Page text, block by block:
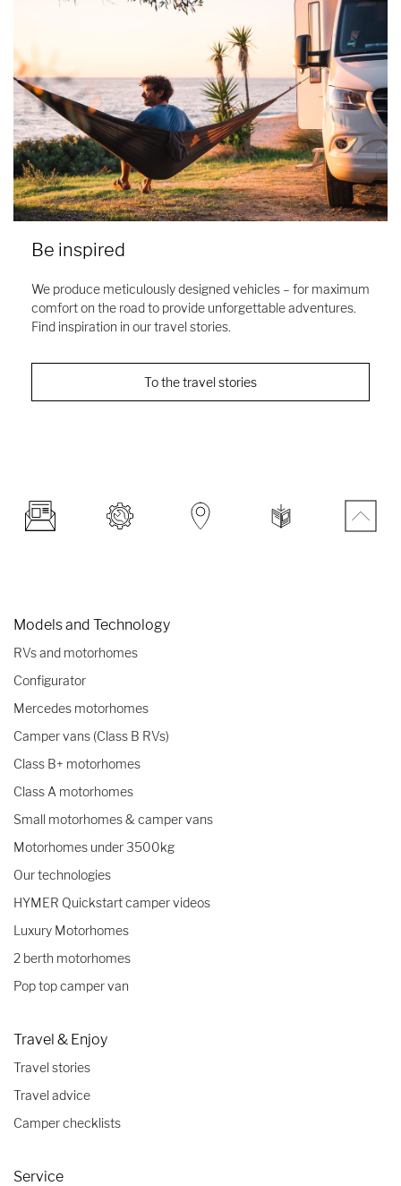
Be inspired
We produce meticulously designed vehicles – for maximum
comfort on the road to provide unforgettable adventures.
Find inspiration in our travel stories.
To the travel stories
Models and Technology
RVs and motorhomes
Configurator
Mercedes motorhomes
Camper vans (Class B RVs)
Class B+ motorhomes
Class A motorhomes
Small motorhomes & camper vans
Motorhomes under 3500kg
Our technologies
HYMER Quickstart camper videos
Luxury Motorhomes
2 berth motorhomes
Pop top camper van
Travel & Enjoy
Travel stories
Travel advice
Camper checklists
Service